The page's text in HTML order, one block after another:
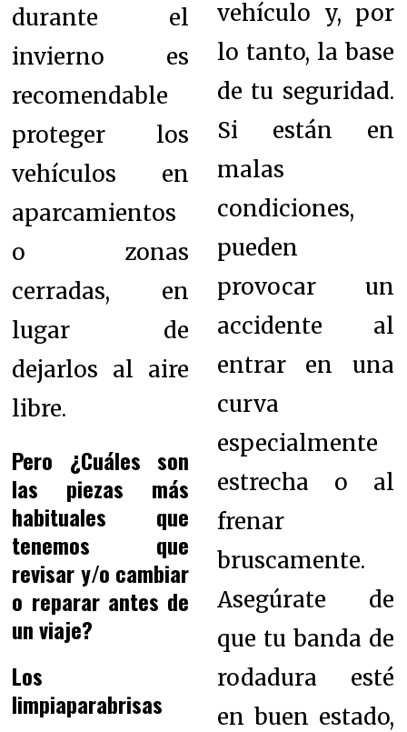
durante el
invierno es
recomendable
proteger los
vehículos en
aparcamientos
o zonas
cerradas, en
lugar de
dejarlos al aire
libre.
Pero ¿Cuáles son
las piezas más
habituales que
tenemos que
revisar y/o cambiar
o reparar antes de
un viaje?
Los
limpiaparabrisas
vehículo y, por
lo tanto, la base
de tu seguridad.
Si están en
malas
condiciones,
pueden
provocar un
accidente al
entrar en una
curva
especialmente
estrecha o al
frenar
bruscamente.
Asegúrate de
que tu banda de
rodadura esté
en buen estado,